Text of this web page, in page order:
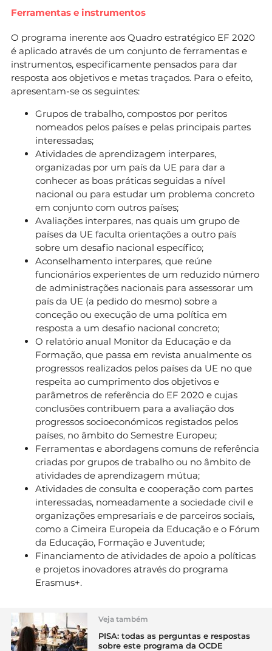
Ferramentas e instrumentos
O programa inerente aos Quadro estratégico EF 2020
é aplicado através de um conjunto de ferramentas e
instrumentos, especificamente pensados para dar
resposta aos objetivos e metas traçados. Para o efeito,
apresentam-se os seguintes:
Grupos de trabalho, compostos por peritos
nomeados pelos países e pelas principais partes
interessadas;
Atividades de aprendizagem interpares,
organizadas por um país da UE para dar a
conhecer as boas práticas seguidas a nível
nacional ou para estudar um problema concreto
em conjunto com outros países;
Avaliações interpares, nas quais um grupo de
países da UE faculta orientações a outro país
sobre um desafio nacional específico;
Aconselhamento interpares, que reúne
funcionários experientes de um reduzido número
de administrações nacionais para assessorar um
país da UE (a pedido do mesmo) sobre a
conceção ou execução de uma política em
resposta a um desafio nacional concreto;
O relatório anual Monitor da Educação e da
Formação, que passa em revista anualmente os
progressos realizados pelos países da UE no que
respeita ao cumprimento dos objetivos e
parâmetros de referência do EF 2020 e cujas
conclusões contribuem para a avaliação dos
progressos socioeconómicos registados pelos
países, no âmbito do Semestre Europeu;
Ferramentas e abordagens comuns de referência
criadas por grupos de trabalho ou no âmbito de
atividades de aprendizagem mútua;
Atividades de consulta e cooperação com partes
interessadas, nomeadamente a sociedade civil e
organizações empresariais e de parceiros sociais,
como a Cimeira Europeia da Educação e o Fórum
da Educação, Formação e Juventude;
Financiamento de atividades de apoio a políticas
e projetos inovadores através do programa
Erasmus+.
Veja também
PISA: todas as perguntas e respostas
sobre este programa da OCDE